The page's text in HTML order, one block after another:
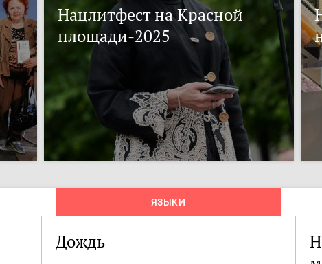
Нацлитфест на Красной
площади-2025
ЯЗЫКИ
Дождь